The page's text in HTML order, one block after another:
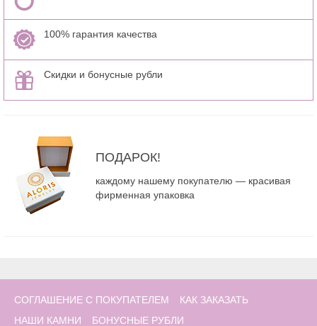
100% гарантия качества
Скидки и бонусные рубли
ПОДАРОК!
каждому нашему покупателю — красивая
фирменная упаковка
СОГЛАШЕНИЕ С ПОКУПАТЕЛЕМ
КАК ЗАКАЗАТЬ
НАШИ КАМНИ
БОНУСНЫЕ РУБЛИ